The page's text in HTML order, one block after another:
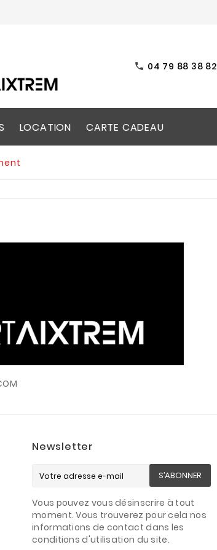
 04 79 88 38 82
LOCATION CARTE CADEAU
Newsletter
S’ABONNER
Vous pouvez vous désinscrire à tout
moment. Vous trouverez pour cela nos
informations de contact dans les
conditions d'utilisation du site.